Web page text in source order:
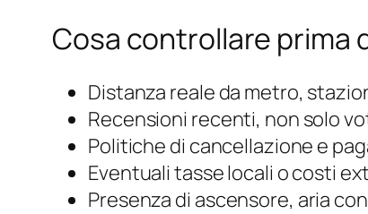
Cosa controllare prima
Distanza reale da metro,
Recensioni recenti, non solo
Politiche di cancellazione e
Eventuali tasse locali o costi
Presenza di ascensore, aria